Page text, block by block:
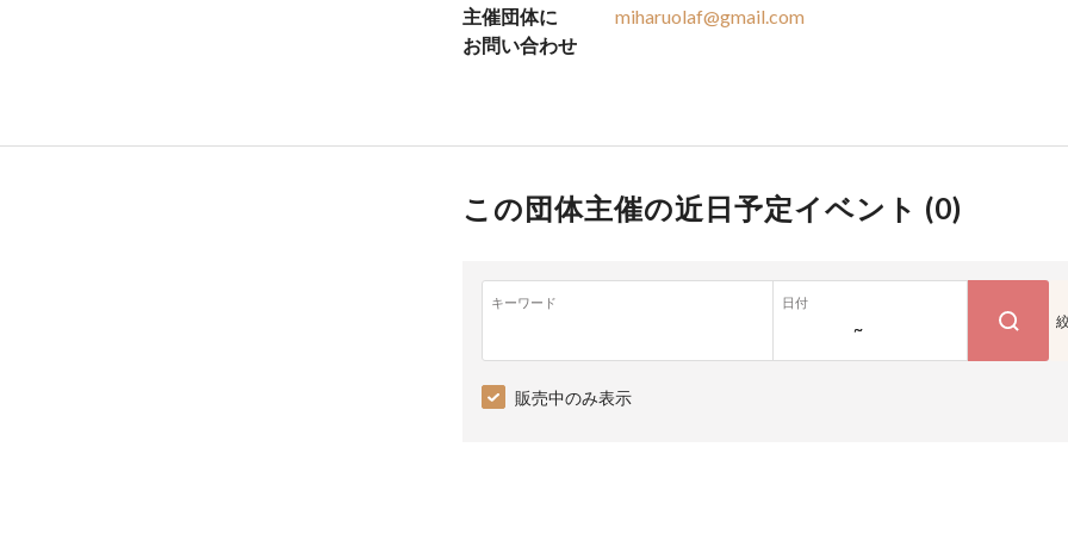
主催団体に
お問い合わせ
miharuolaf@gmail.com
この団体主催の近日予定イベント (0)
キーワード 日付
~
販売中のみ表示